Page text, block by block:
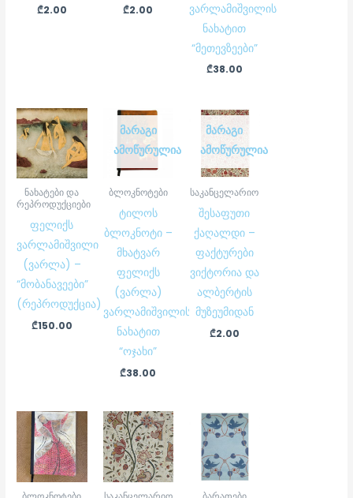
₾2.00 ₾2.00
ვარლამიშვილის
ნახატით
“მეთევზეები”
₾38.00
ნახატები და
რეპროდუქციები
ფელიქს
ვარლამიშვილი
(ვარლა) –
“მობანავეები”
(რეპროდუქცია)
₾150.00
ᲛᲐᲠᲐᲒᲘ
ᲐᲛᲝᲬᲣᲠᲣᲚᲘᲐ
ბლოკნოტები
ტილოს
ბლოკნოტი –
მხატვარ
ფელიქს
(ვარლა)
ვარლამიშვილის
ნახატით
“ოჯახი”
₾38.00
ᲛᲐᲠᲐᲒᲘ
ᲐᲛᲝᲬᲣᲠᲣᲚᲘᲐ
საკანცელარიო
შესაფუთი
ქაღალდი –
ფაქტურები
ვიქტორია და
ალბერტის
მუზეუმიდან
₾2.00